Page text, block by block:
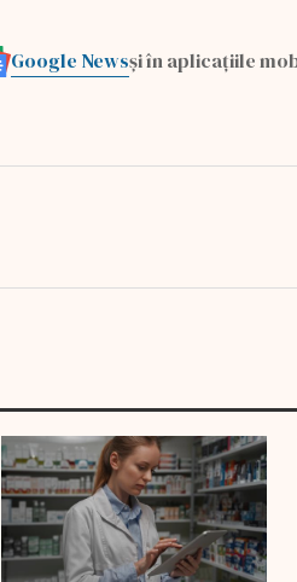
Google Newsși în aplicațiile